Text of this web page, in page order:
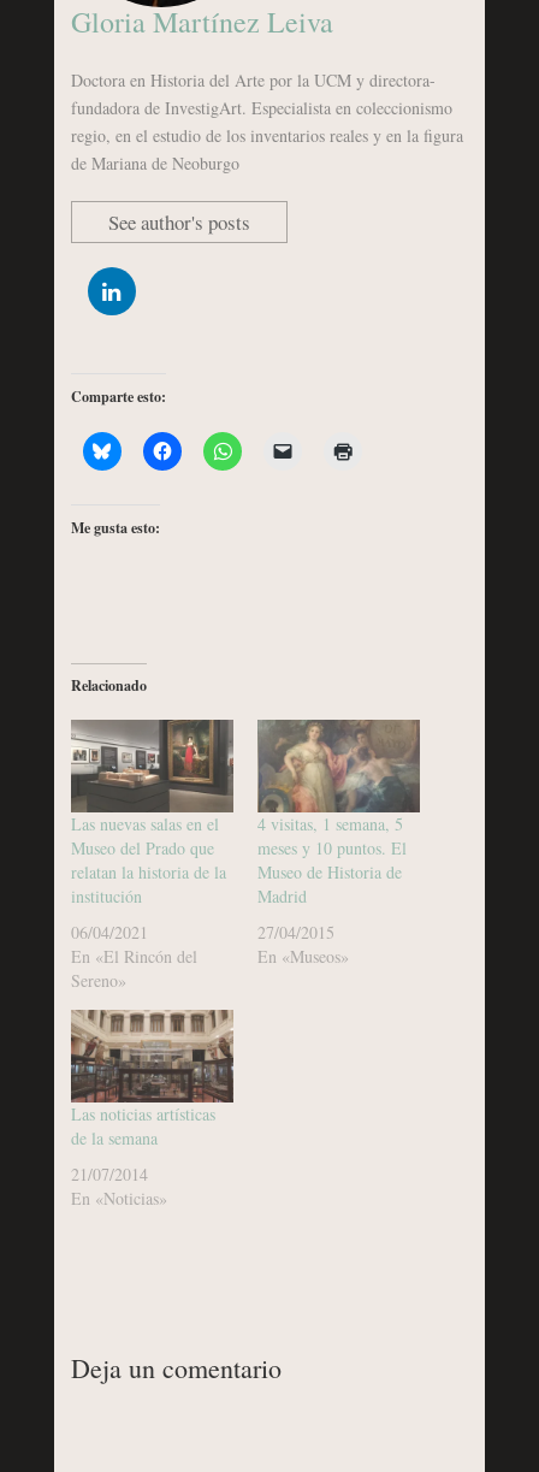
Gloria Martínez Leiva
Doctora en Historia del Arte por la UCM y directora-
fundadora de InvestigArt. Especialista en coleccionismo
regio, en el estudio de los inventarios reales y en la figura
de Mariana de Neoburgo
See author's posts
Comparte esto:
Me gusta esto:
Relacionado
Las nuevas salas en el
Museo del Prado que
relatan la historia de la
institución
06/04/2021
En «El Rincón del
Sereno»
4 visitas, 1 semana, 5
meses y 10 puntos. El
Museo de Historia de
Madrid
27/04/2015
En «Museos»
Las noticias artísticas
de la semana
21/07/2014
En «Noticias»
Deja un comentario